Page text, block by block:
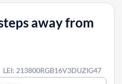
away from
LEI: 213800RGB16V3DUZIG47